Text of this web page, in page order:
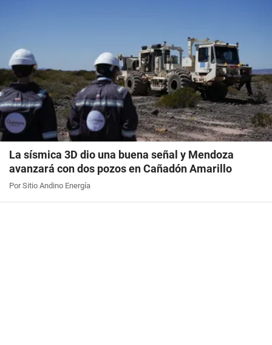
La sísmica 3D dio una buena señal y Mendoza
avanzará con dos pozos en Cañadón Amarillo
Por Sitio Andino Energía